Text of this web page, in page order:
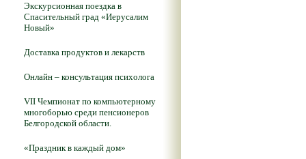
Экскурсионная поездка в
Спасительный град «Иерусалим
Новый»
Доставка продуктов и лекарств
Онлайн – консультация психолога
VII Чемпионат по компьютерному
многоборью среди пенсионеров
Белгородской области.
«Праздник в каждый дом»